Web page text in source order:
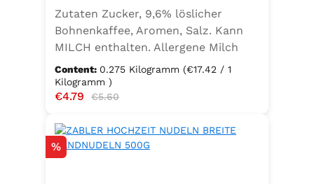
Zutaten Zucker, 9,6% löslicher
Bohnenkaffee, Aromen, Salz. Kann
MILCH enthalten. Allergene Milch
und daraus gewonnene Erzeugnisse
Content: 0.275 Kilogramm (€17.42 / 1
Kilogramm )
Sale price:
€4.79 Regular price:
€5.60
Discount
%